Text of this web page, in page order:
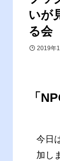
いが
る会
2019年
「
今日
加し